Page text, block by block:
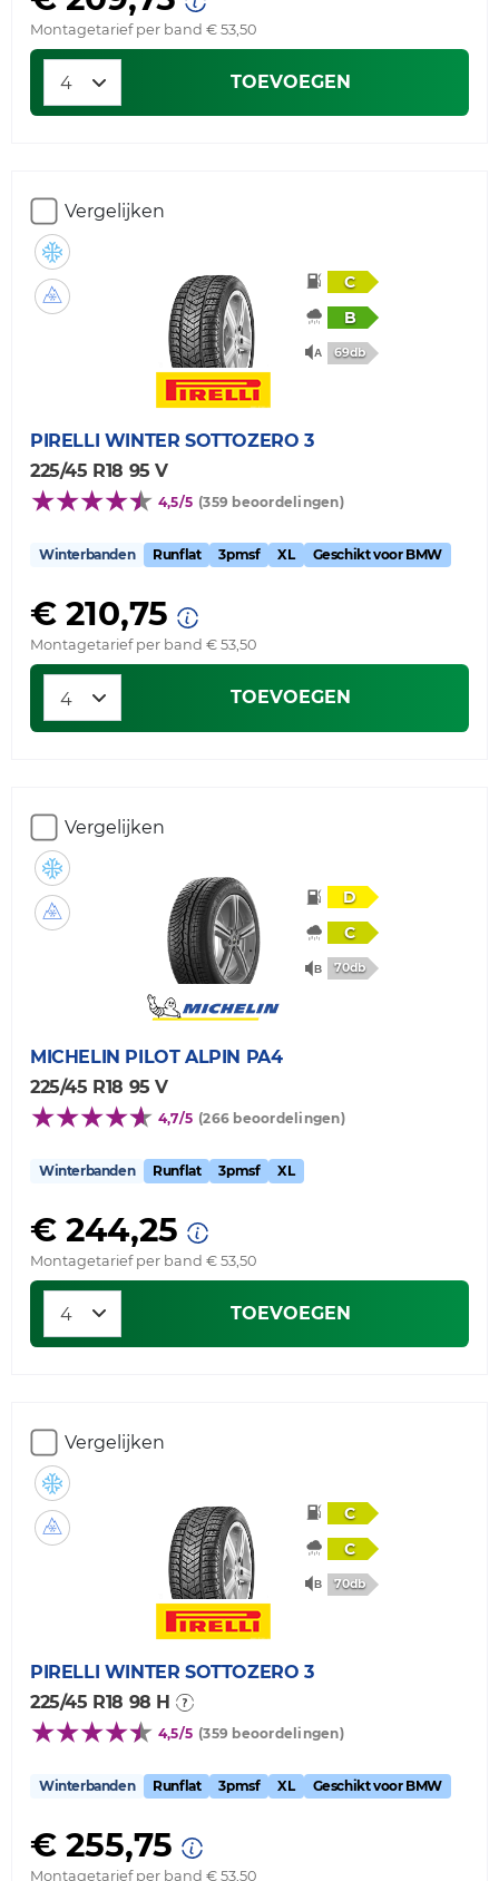
Montagetarief per band € 53,50
TOEVOEGEN
Vergelijken
C
B
69db
PIRELLI WINTER SOTTOZERO 3
225/45 R18 95 V
4,5/5 (359 beoordelingen)
Winterbanden Runflat 3pmsf XL Geschikt voor BMW
€ 210,75
Montagetarief per band € 53,50
TOEVOEGEN
Vergelijken
D
C
70db
MICHELIN PILOT ALPIN PA4
225/45 R18 95 V
4,7/5 (266 beoordelingen)
Winterbanden Runflat 3pmsf XL
€ 244,25
Montagetarief per band € 53,50
TOEVOEGEN
Vergelijken
C
C
70db
PIRELLI WINTER SOTTOZERO 3
225/45 R18 98 H
4,5/5 (359 beoordelingen)
Winterbanden Runflat 3pmsf XL Geschikt voor BMW
€ 255,75
Montagetarief per band € 53,50